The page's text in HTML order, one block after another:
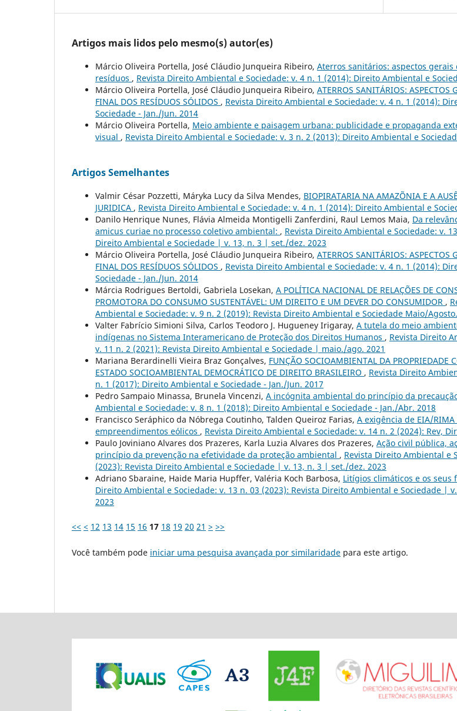
Artigos mais lidos pelo mesmo(s) autor(es)
Márcio Oliveira Portella, José Cláudio Junqueira Ribeiro, Aterros sanitários: aspectos
resíduos , Revista Direito Ambiental e Sociedade: v. 4 n. 1 (2014): Direito Ambiental e
Márcio Oliveira Portella, José Cláudio Junqueira Ribeiro, ATERROS SANITÁRIOS: ASPECTOS
FINAL DOS RESÍDUOS SÓLIDOS , Revista Direito Ambiental e Sociedade: v. 4 n. 1 (2014):
Sociedade - Jan./Jun. 2014
Márcio Oliveira Portella, Meio ambiente e paisagem urbana: publicidade e propaganda
visual , Revista Direito Ambiental e Sociedade: v. 3 n. 2 (2013): Direito Ambiental e
Artigos Semelhantes
Valmir César Pozzetti, Máryka Lucy da Silva Mendes, BIOPIRATARIA NA AMAZÕNIA E A
JURIDICA , Revista Direito Ambiental e Sociedade: v. 4 n. 1 (2014): Direito Ambiental e
Danilo Henrique Nunes, Flávia Almeida Montigelli Zanferdini, Raul Lemos Maia, Da
amicus curiae no processo coletivo ambiental: , Revista Direito Ambiental e Sociedade: v.
Direito Ambiental e Sociedade | v. 13, n. 3 | set./dez. 2023
Márcio Oliveira Portella, José Cláudio Junqueira Ribeiro, ATERROS SANITÁRIOS: ASPECTOS
FINAL DOS RESÍDUOS SÓLIDOS , Revista Direito Ambiental e Sociedade: v. 4 n. 1 (2014):
Sociedade - Jan./Jun. 2014
Márcia Rodrigues Bertoldi, Gabriela Losekan, A POLÍTICA NACIONAL DE RELAÇÕES DE
PROMOTORA DO CONSUMO SUSTENTÁVEL: UM DIREITO E UM DEVER DO CONSUMIDOR ,
Ambiental e Sociedade: v. 9 n. 2 (2019): Revista Direito Ambiental e Sociedade Maio/
Valter Fabrício Simioni Silva, Carlos Teodoro J. Hugueney Irigaray, A tutela do meio
indígenas no Sistema Interamericano de Proteção dos Direitos Humanos , Revista Direito
v. 11 n. 2 (2021): Revista Direito Ambiental e Sociedade | maio./ago. 2021
Mariana Berardinelli Vieira Braz Gonçalves, FUNÇÃO SOCIOAMBIENTAL DA PROPRIEDADE
ESTADO SOCIOAMBIENTAL DEMOCRÁTICO DE DIREITO BRASILEIRO , Revista Direito
n. 1 (2017): Direito Ambiental e Sociedade - Jan./Jun. 2017
Pedro Sampaio Minassa, Brunela Vincenzi, A incógnita ambiental do princípio da
Ambiental e Sociedade: v. 8 n. 1 (2018): Direito Ambiental e Sociedade - Jan./Abr. 2018
Francisco Seráphico da Nóbrega Coutinho, Talden Queiroz Farias, A exigência de EIA/RIMA
empreendimentos eólicos , Revista Direito Ambiental e Sociedade: v. 14 n. 2 (2024): Rev,
Paulo Joviniano Alvares dos Prazeres, Karla Luzia Alvares dos Prazeres, Ação civil pública,
princípio da prevenção na efetividade da proteção ambiental , Revista Direito Ambiental e
(2023): Revista Direito Ambiental e Sociedade | v. 13, n. 3 | set./dez. 2023
Adriano Sbaraine, Haide Maria Hupffer, Valéria Koch Barbosa, Litígios climáticos e os seus
Direito Ambiental e Sociedade: v. 13 n. 03 (2023): Revista Direito Ambiental e Sociedade |
2023
<< < 12 13 14 15 16 17 18 19 20 21 > >>
Você também pode iniciar uma pesquisa avançada por similaridade para este artigo.